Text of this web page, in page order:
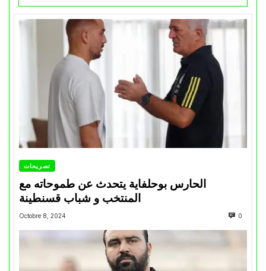
تصريحات
الحارس بوحلفاية يتحدث عن طموحاته مع
المنتخب و شباب قسنطينة
Octobre 8, 2024 0